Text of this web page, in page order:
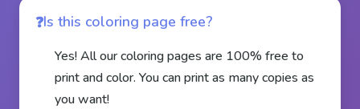
Is this coloring page free?
Yes! All our coloring pages are 100% free to
print and color. You can print as many copies as
you want!